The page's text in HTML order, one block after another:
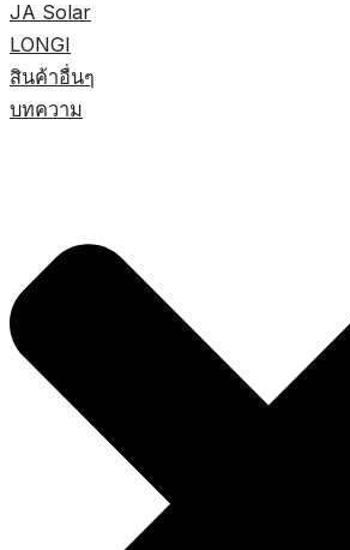
JA Solar
LONGI
สินค้าอื่นๆ
บทความ